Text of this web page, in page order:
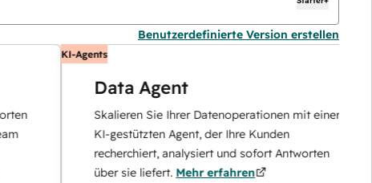
Benutzerdefinierte Version erstellen
KI-Agents
Data Agent
Skalieren Sie Ihrer Datenoperationen mit einem
KI-gestützten Agent, der Ihre Kunden
recherchiert, analysiert und sofort Antworten
über sie liefert.Mehr erfahren